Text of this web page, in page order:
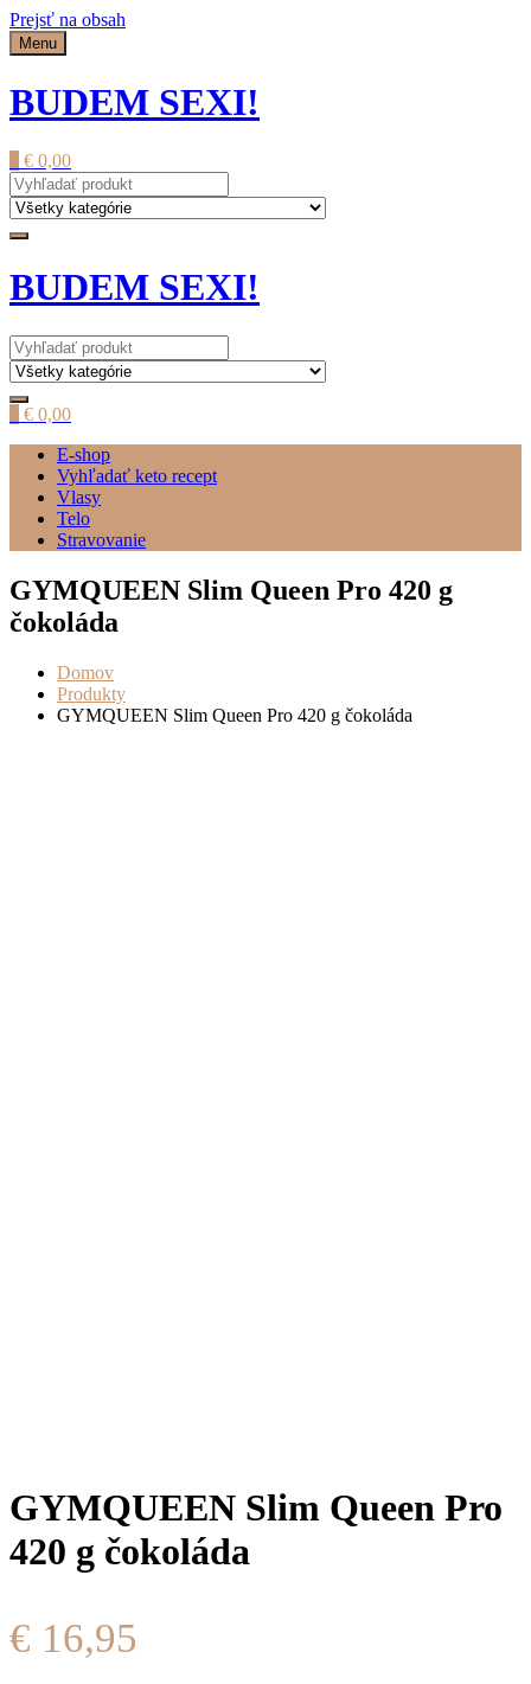
Prejsť na obsah
Menu
BUDEM SEXI!
€ 0,00
BUDEM SEXI!
€ 0,00
E-shop
Vyhľadať keto recept
Vlasy
Telo
Stravovanie
GYMQUEEN Slim Queen Pro 420 g
čokoláda
Domov
Produkty
GYMQUEEN Slim Queen Pro 420 g čokoláda
GYMQUEEN Slim Queen Pro
420 g čokoláda
€ 16,95